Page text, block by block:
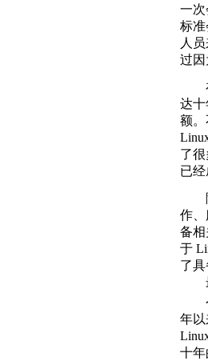
一次
标
人
过因
在
达十
额。
了
已
随
作
备
于
了
最
今
年
十